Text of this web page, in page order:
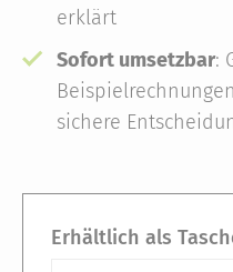
erklärt
Sofort umsetzbar:
sichere
Erhältlich als